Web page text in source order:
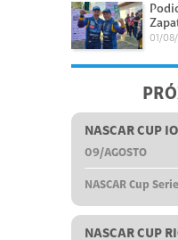
01/08/
NASCAR CUP
09/AGOSTO
NASCAR Cup
NASCAR CUP